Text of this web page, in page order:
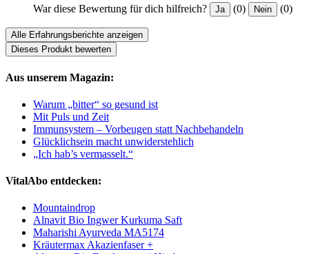
War diese Bewertung für dich hilfreich? Ja (0) Nein (0)
Alle Erfahrungsberichte anzeigen
Dieses Produkt bewerten
Aus unserem Magazin:
Warum „bitter“ so gesund ist
Mit Puls und Zeit
Immunsystem – Vorbeugen statt Nachbehandeln
Glücklichsein macht unwiderstehlich
„Ich hab’s vermasselt.“
VitalAbo entdecken:
Mountaindrop
Alnavit Bio Ingwer Kurkuma Saft
Maharishi Ayurveda MA5174
Kräutermax Akazienfaser +